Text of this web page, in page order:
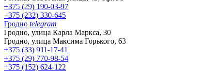
+375 (29) 190-03-97
+375 (232) 330-645
Гродно telegram
Гродно, улица Карла Маркса, 30
Гродно, улица Максима Горького, 63
+375 (33) 911-17-41
+375 (29) 770-98-54
+375 (152) 624-122